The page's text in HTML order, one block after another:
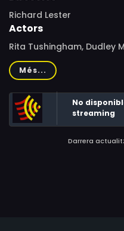
Richard Lester
Actors
Rita Tushingham, Dudley
Lowe, Roy Kinnear, Spike
Hordern, Peter Cook,
Washbourne, Richard
Nichols, Jack Shepherd,
Woolf, Gordon Rollings,
Edward Malin, Chris
Més...
No
streaming
Darrera